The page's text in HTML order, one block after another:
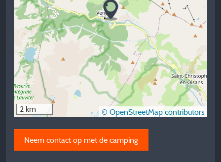
2 km © OpenStreetMap contributors
Neem contact op met de camping